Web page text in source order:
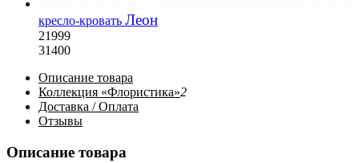
кресло-кровать Леон
21999
31400
Описание товара
Коллекция «Флористика»2
Доставка / Оплата
Отзывы
Описание товара